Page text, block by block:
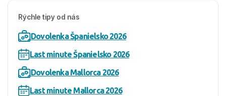
Rýchle tipy od nás
Dovolenka Španielsko 2026
Last minute Španielsko 2026
Dovolenka Mallorca 2026
Last minute Mallorca 2026